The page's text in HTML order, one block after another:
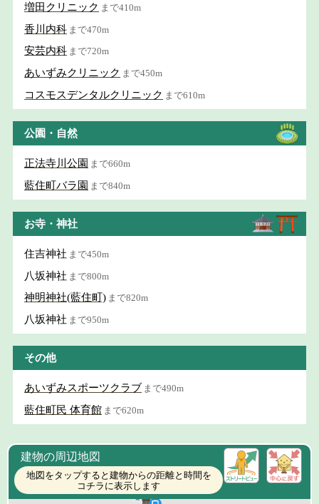
増田クリニック まで410m
香川内科 まで470m
安芸内科 まで720m
あいずみクリニック まで450m
コスモスデンタルクリニック まで610m
公園・自然
正法寺川公園 まで660m
藍住町バラ園 まで840m
お寺・神社
住吉神社 まで450m
八坂神社 まで800m
神明神社(藍住町) まで820m
八坂神社 まで950m
その他
あいずみスポーツクラブ まで490m
藍住町民 体育館 まで620m
建物の周辺地図
地図をタップすると建物からの距離と時間を
コチラに表示します